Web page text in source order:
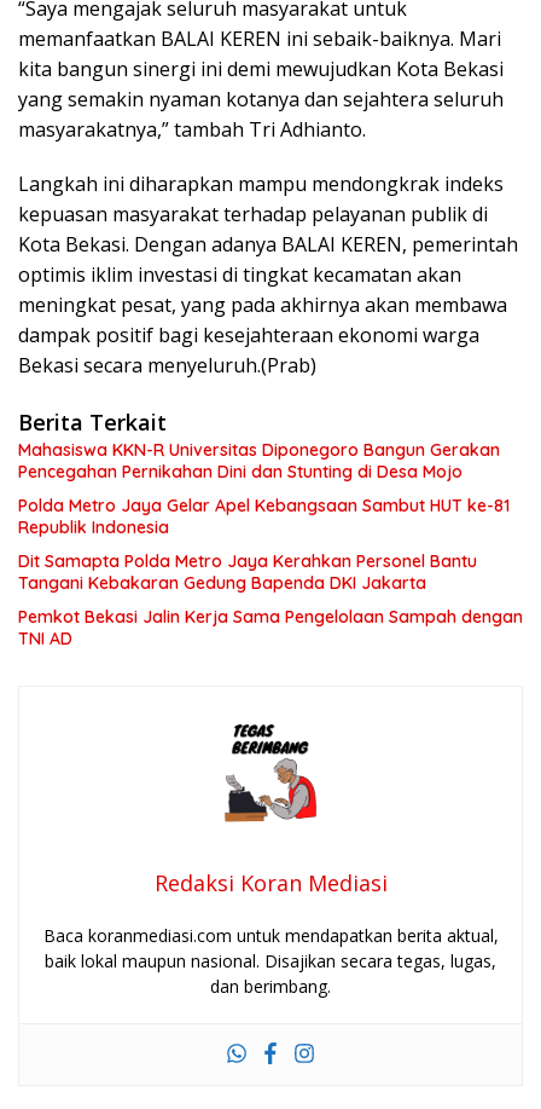
“Saya mengajak seluruh masyarakat untuk
memanfaatkan BALAI KEREN ini sebaik-baiknya. Mari
kita bangun sinergi ini demi mewujudkan Kota Bekasi
yang semakin nyaman kotanya dan sejahtera seluruh
masyarakatnya,” tambah Tri Adhianto.
Langkah ini diharapkan mampu mendongkrak indeks
kepuasan masyarakat terhadap pelayanan publik di
Kota Bekasi. Dengan adanya BALAI KEREN, pemerintah
optimis iklim investasi di tingkat kecamatan akan
meningkat pesat, yang pada akhirnya akan membawa
dampak positif bagi kesejahteraan ekonomi warga
Bekasi secara menyeluruh.(Prab)
Berita Terkait
Mahasiswa KKN-R Universitas Diponegoro Bangun Gerakan
Pencegahan Pernikahan Dini dan Stunting di Desa Mojo
Polda Metro Jaya Gelar Apel Kebangsaan Sambut HUT ke-81
Republik Indonesia
Dit Samapta Polda Metro Jaya Kerahkan Personel Bantu
Tangani Kebakaran Gedung Bapenda DKI Jakarta
Pemkot Bekasi Jalin Kerja Sama Pengelolaan Sampah dengan
TNI AD
Redaksi Koran Mediasi
Baca koranmediasi.com untuk mendapatkan berita aktual,
baik lokal maupun nasional. Disajikan secara tegas, lugas,
dan berimbang.